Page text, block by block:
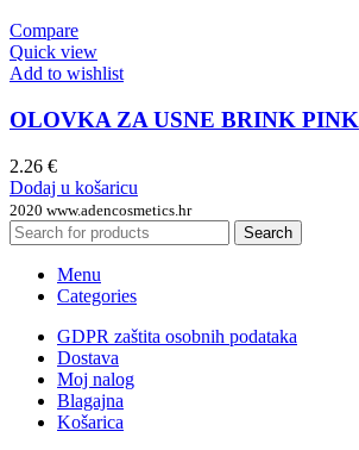
Compare
Quick view
Add to wishlist
OLOVKA ZA USNE BRINK PINK
2.26 €
Dodaj u košaricu
2020 www.adencosmetics.hr
Search
Menu
Categories
GDPR zaštita osobnih podataka
Dostava
Moj nalog
Blagajna
Košarica